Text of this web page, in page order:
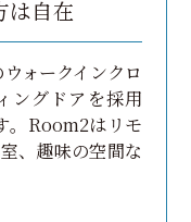
は自在
ォークインクロ
ングドアを採用
。Room2はリモ
、趣味の空間な